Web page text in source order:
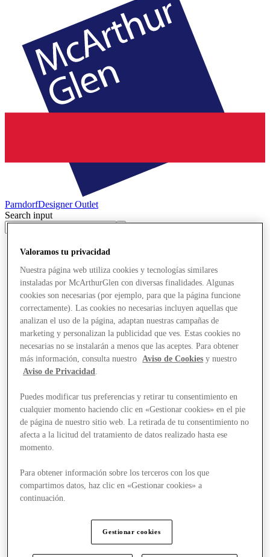
ParndorfDesigner Outlet
Search input
Stores
Valoramos tu privacidad
Nuestra página web utiliza cookies y tecnologías similares
instaladas por McArthurGlen con diversas finalidades. Algunas
cookies son necesarias (por ejemplo, para que la página funcione
correctamente). Las cookies no necesarias incluyen aquellas que
analizan el uso de la página, adaptan nuestras campañas de
marketing y personalizan la publicidad que ves. Estas cookies no
necesarias no se instalarán a menos que las aceptes. Para obtener
más información, consulta nuestro
Aviso de Cookies y nuestro
Aviso de Privacidad
Puedes modificar tus preferencias y retirar tu consentimiento en
cualquier momento haciendo clic en «Gestionar cookies» en el pie
de página de nuestro sitio web. La retirada de tu consentimiento no
afecta a la licitud del tratamiento de datos realizado hasta ese
momento.
Para obtener información sobre los terceros con los que
compartimos datos, haz clic en «Gestionar cookies» a
continuación.
Gestionar cookies